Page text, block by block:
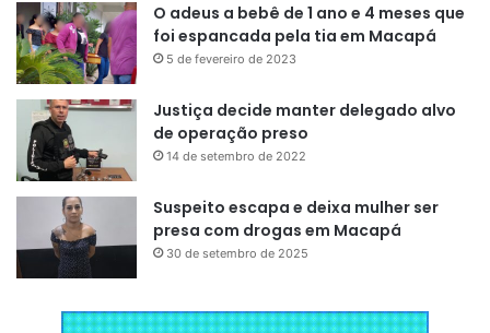
O adeus a bebê de 1 ano e 4 meses que
foi espancada pela tia em Macapá
5 de fevereiro de 2023
Justiça decide manter delegado alvo
de operação preso
14 de setembro de 2022
Suspeito escapa e deixa mulher ser
presa com drogas em Macapá
30 de setembro de 2025